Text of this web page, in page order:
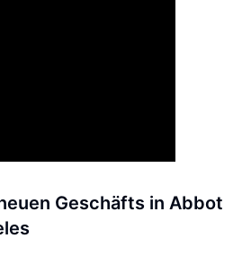
Geschäfts in Abbot